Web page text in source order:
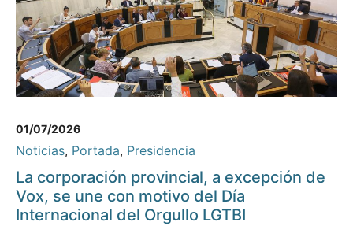
01/07/2026
Noticias, Portada, Presidencia
La corporación provincial, a excepción de
Vox, se une con motivo del Día
Internacional del Orgullo LGTBI